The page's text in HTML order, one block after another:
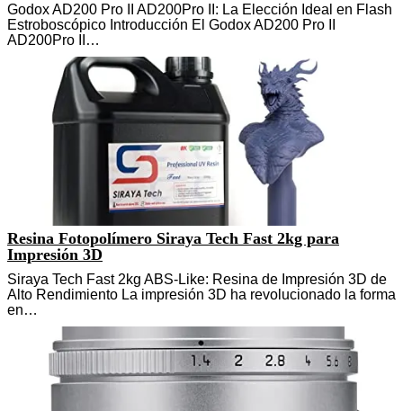
Godox AD200 Pro II AD200Pro II: La Elección Ideal en Flash
Estroboscópico Introducción El Godox AD200 Pro II
AD200Pro II…
Resina Fotopolímero Siraya Tech Fast 2kg para
Impresión 3D
Siraya Tech Fast 2kg ABS-Like: Resina de Impresión 3D de
Alto Rendimiento La impresión 3D ha revolucionado la forma
en…